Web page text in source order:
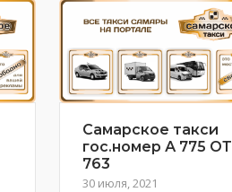
Самарское такси
гос.номер А 775 ОТ
763
30 июля, 2021